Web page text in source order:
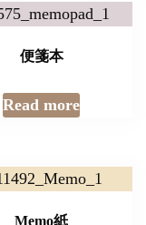
便箋本
Read more
Memo紙